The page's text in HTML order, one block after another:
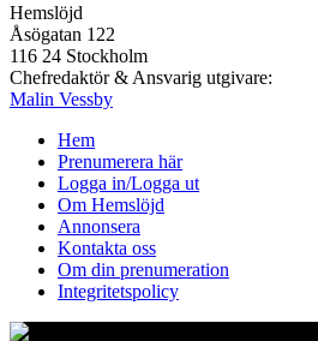
Hemslöjd
Åsögatan 122
116 24 Stockholm
Chefredaktör & Ansvarig utgivare:
Malin Vessby
Hem
Prenumerera här
Logga in/Logga ut
Om Hemslöjd
Annonsera
Kontakta oss
Om din prenumeration
Integritetspolicy